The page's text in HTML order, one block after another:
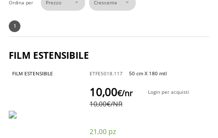
Ordina per
1
FILM ESTENSIBILE
FILM ESTENSIBILE ETFE5018.117 50 cm X 180 mtl
10,00€/NR
10,00€/nr
21,00 pz
Login per acquisti